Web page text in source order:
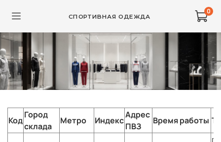
СПОРТИВНАЯ ОДЕЖДА
0
Код
Город
склада
Метро Индекс
Адрес
ПВЗ
Время работы